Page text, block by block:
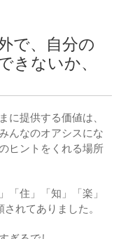
で、自分の
きないか、
に提供する価値は、
んなのオアシスにな
ヒントをくれる場所
「住」「知」「楽」
れてありました。